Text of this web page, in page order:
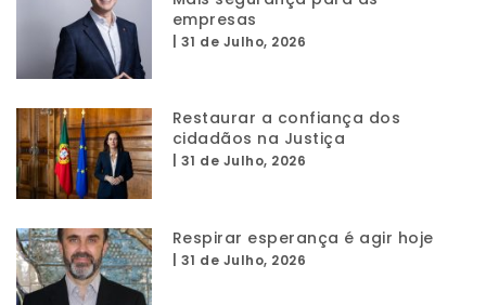
empresas
31 de Julho, 2026
Restaurar a confiança dos
cidadãos na Justiça
31 de Julho, 2026
Respirar esperança é agir hoje
31 de Julho, 2026